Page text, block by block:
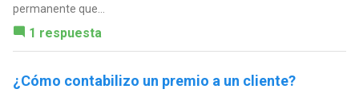
permanente que...
1 respuesta
¿Cómo contabilizo un premio a un cliente?